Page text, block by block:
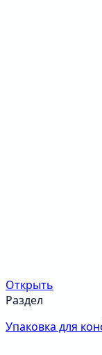
Открыть
Раздел
Упаковка для